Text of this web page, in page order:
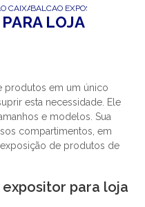
CAIXA EXPOSITOR
BALCAO EXPOSITOR PARA
LOJA
produtos em um único
esta necessidade. Ele
e modelos. Sua
compartimentos, em
de produtos de
para loja